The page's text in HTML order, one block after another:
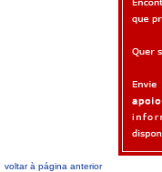
voltar à página anterior